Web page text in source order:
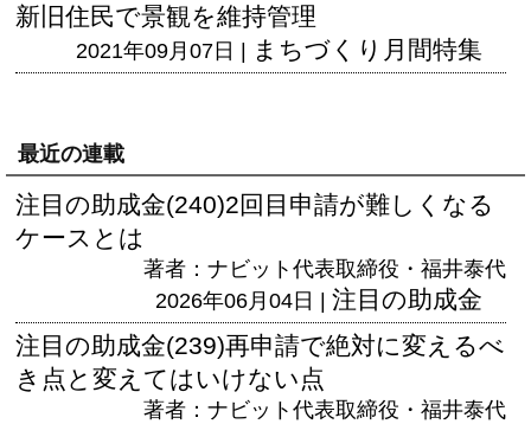
新旧住民で景観を維持管理
2021年09月07日 | まちづくり月間特集
最近の連載
注目の助成金(240)2回目申請が難しくなる
ケースとは
著者：ナビット代表取締役・福井泰代
2026年06月04日 | 注目の助成金
注目の助成金(239)再申請で絶対に変えるべ
き点と変えてはいけない点
著者：ナビット代表取締役・福井泰代